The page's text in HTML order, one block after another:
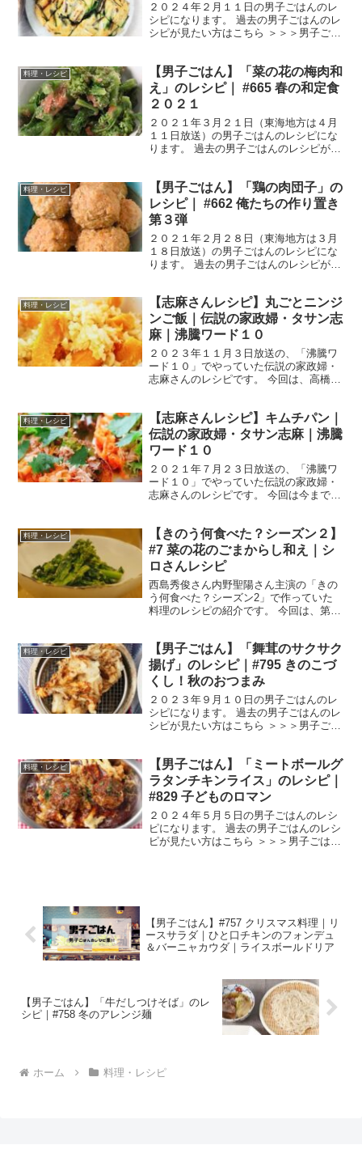
２０２４年２月１１日の男子ごはんのレ
シピになります。 過去の男子ごはんのレ
シピが見たい方はこちら ＞＞＞男子ごは
長ねぎ 1/2本（３５g） ニラ 1/3束 ...
料理・レシピ
【男子ごはん】「菜の花の梅肉和
え」のレシピ｜ #665 春の和定食
２０２１
２０２１年３月２１日（東海地方は４月
１１日放送）の男子ごはんのレシピにな
ります。 過去の男子ごはんのレシピが見
（出典：） 材料 かつおぶし（ソフトパッ
ク） 1/2袋...
料理・レシピ
【男子ごはん】「鶏の肉団子」の
レシピ｜ #662 俺たちの作り置き
第３弾
２０２１年２月２８日（東海地方は３月
１８日放送）の男子ごはんのレシピにな
ります。 過去の男子ごはんのレシピが見
典：） 材料 鶏ももひき肉 ５００g卵
１個薄力粉 大さ...
料理・レシピ
【志麻さんレシピ】丸ごとニンジ
ンご飯｜伝説の家政婦・タサン志
麻｜沸騰ワード１０
２０２３年１１月３日放送の、「沸騰ワ
ード１０」でやっていた伝説の家政婦・
志麻さんのレシピです。 今回は、高橋メ
あったかヘルシー料理」を作ってくれま
した！ では、早速作り...
料理・レシピ
【志麻さんレシピ】キムチパン｜
伝説の家政婦・タサン志麻｜沸騰
ワード１０
２０２１年７月２３日放送の、「沸騰ワ
ード１０」でやっていた伝説の家政婦・
志麻さんのレシピです。 今回は今まで披
２０２０年９月１１日放送の、SHERRY
さん、冨永愛さん...
料理・レシピ
【きのう何食べた？シーズン２】
#7 菜の花のごまからし和え｜シ
ロさんレシピ
西島秀俊さん内野聖陽さん主演の「きの
う何食べた？シーズン2」で作っていた
料理のレシピの紹介です。 今回は、第７
まからし和え （出典：きのう何食べ
た？） 材料 菜の花...
料理・レシピ
【男子ごはん】「舞茸のサクサク
揚げ」のレシピ｜#795 きのこづ
くし！秋のおつまみ
２０２３年９月１０日の男子ごはんのレ
シピになります。 過去の男子ごはんのレ
シピが見たい方はこちら ＞＞＞男子ごは
ック（２００g） おろしにんにく １片
分 しょうゆ...
料理・レシピ
【男子ごはん】「ミートボールグ
ラタンチキンライス」のレシピ｜
#829 子どものロマン
２０２４年５月５日の男子ごはんのレシ
ピになります。 過去の男子ごはんのレシ
ピが見たい方はこちら ＞＞＞男子ごはん
【男子ごはん】#757 クリスマス料理｜リ
ースサラダ｜ひと口チキンのフォンデュ
＆バーニャカウダ｜ライスボールドリア
【男子ごはん】「牛だしつけそば」のレ
シピ｜#758 冬のアレンジ麺
ホーム 料理・レシピ